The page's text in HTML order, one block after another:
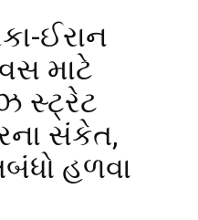
ઈરાન
માટે
સ્ટ્રેટ
સંકેત,
હળવા